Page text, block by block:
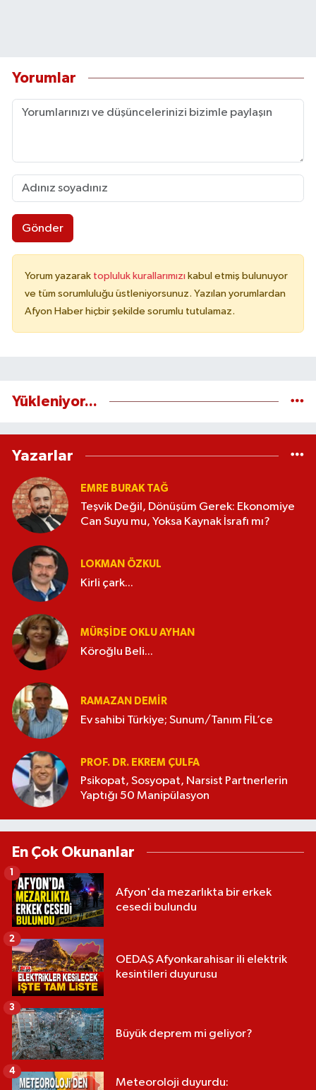
Yorumlar
Gönder
Yorum yazarak topluluk kurallarımızı kabul etmiş bulunuyor
ve tüm sorumluluğu üstleniyorsunuz. Yazılan yorumlardan
Afyon Haber hiçbir şekilde sorumlu tutulamaz.
Yükleniyor...
Yazarlar
EMRE BURAK TAĞ
Teşvik Değil, Dönüşüm Gerek: Ekonomiye
Can Suyu mu, Yoksa Kaynak İsrafı mı?
LOKMAN ÖZKUL
Kirli çark...
MÜRŞIDE OKLU AYHAN
Köroğlu Beli...
RAMAZAN DEMİR
Ev sahibi Türkiye; Sunum/Tanım FİL’ce
PROF. DR. EKREM ÇULFA
Psikopat, Sosyopat, Narsist Partnerlerin
Yaptığı 50 Manipülasyon
En Çok Okunanlar
Afyon'da mezarlıkta bir erkek
cesedi bulundu
1
OEDAŞ Afyonkarahisar ili elektrik
kesintileri duyurusu
2
Büyük deprem mi geliyor?
3
Meteoroloji duyurdu:
4